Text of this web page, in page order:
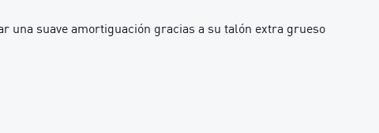
una suave amortiguación gracias a su talón extra grueso